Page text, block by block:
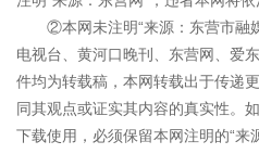
②本网未注明“来源：东营市融
电视台、黄河口晚刊、东营网、爱
件均为转载稿，本网转载出于传递
同其观点或证实其内容的真实性。
下载使用，必须保留本网注明的“来